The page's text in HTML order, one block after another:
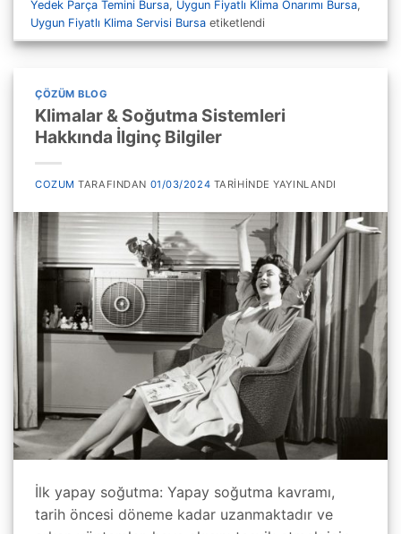
Yedek Parça Temini Bursa, Uygun Fiyatlı Klima Onarımı Bursa,
Uygun Fiyatlı Klima Servisi Bursa etiketlendi
ÇÖZÜM BLOG
Klimalar & Soğutma Sistemleri
Hakkında İlginç Bilgiler
COZUM TARAFINDAN 01/03/2024 TARIHINDE YAYINLANDI
İlk yapay soğutma: Yapay soğutma kavramı,
tarih öncesi döneme kadar uzanmaktadır ve